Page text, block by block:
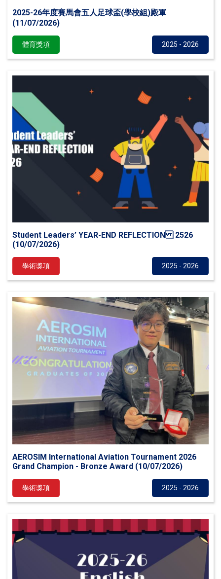
2025-26年度賽馬會五人足球盃(學校組)殿軍
(11/07/2026)
體育獎項 2025 - 2026
Student Leaders’ YEAR-END REFLECTION 2526
(10/07/2026)
學術獎項 2025 - 2026
AEROSIM International Aviation Tournament 2026
Grand Champion - Bronze Award (10/07/2026)
學術獎項 2025 - 2026